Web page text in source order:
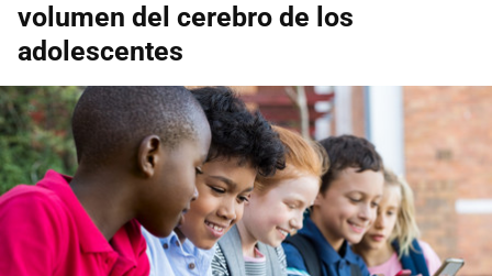
volumen del cerebro de los
adolescentes